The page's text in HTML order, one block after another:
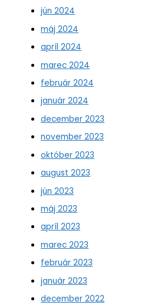
jún 2024
máj 2024
apríl 2024
marec 2024
február 2024
január 2024
december 2023
november 2023
október 2023
august 2023
jún 2023
máj 2023
apríl 2023
marec 2023
február 2023
január 2023
december 2022